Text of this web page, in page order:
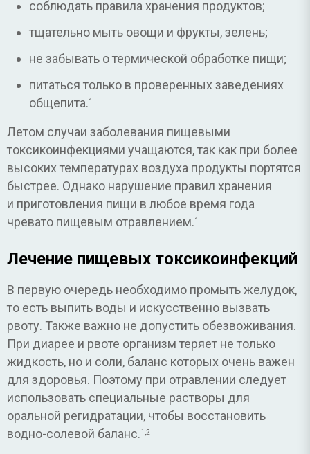
соблюдать правила хранения продуктов;
тщательно мыть овощи и фрукты, зелень;
не забывать о термической обработке пищи;
питаться только в проверенных заведениях
общепита.1
Летом случаи заболевания пищевыми
токсикоинфекциями учащаются, так как при более
высоких температурах воздуха продукты портятся
быстрее. Однако нарушение правил хранения
и приготовления пищи в любое время года
чревато пищевым отравлением.1
Лечение пищевых токсикоинфекций
В первую очередь необходимо промыть желудок,
то есть выпить воды и искусственно вызвать
рвоту. Также важно не допустить обезвоживания.
При диарее и рвоте организм теряет не только
жидкость, но и соли, баланс которых очень важен
для здоровья. Поэтому при отравлении следует
использовать специальные растворы для
оральной регидратации, чтобы восстановить
водно-солевой баланс.1,2